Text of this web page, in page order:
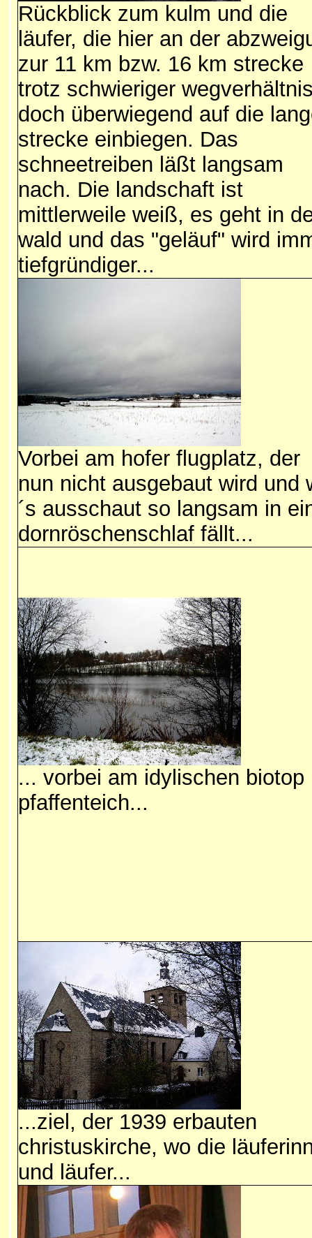
Rückblick zum kulm und die
läufer, die hier an der
zur 11 km bzw. 16 km strecke
trotz schwieriger
doch überwiegend auf die
strecke einbiegen. Das
schneetreiben läßt langsam
nach. Die landschaft ist
mittlerweile weiß, es geht in
wald und das "geläuf" wird
tiefgründiger...
Vorbei am hofer flugplatz, der
nun nicht ausgebaut wird und
´s ausschaut so langsam in
dornröschenschlaf fällt...
... vorbei am idylischen biotop
pfaffenteich...
...ziel, der 1939 erbauten
christuskirche, wo die
und läufer...